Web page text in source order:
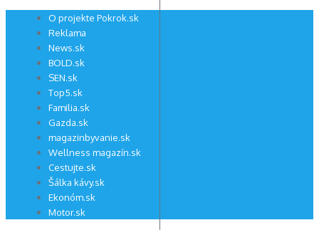
Preskočiť O projekte Pokrok.sk
Reklama
News.sk
BOLD.sk
SEN.sk
Top5.sk
Familia.sk
Gazda.sk
magazinbyvanie.sk
Wellness magazín.sk
Cestujte.sk
Šálka kávy.sk
Ekonóm.sk
Motor.sk